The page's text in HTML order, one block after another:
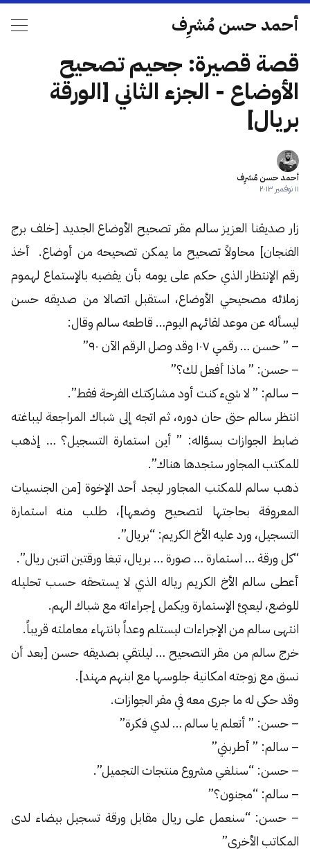
أحمد حسن مُشرِف
قصة قصيرة: جحيم تصحيح
الأوضاع - الجزء الثاني [الورقة
بريال]
أحمد حسن مُشرِف
١١ نوفمبر ٢٠١٣
زار صديقنا العزيز سالم مقر تصحيح الأوضاع الجديد [خلف برج
الفنجان] محاولاً تصحيح ما يمكن تصحيحه من أوضاع. أخذ
رقم الإنتظار الذي حكم على يومه بأن يقضيه بالإستماع لهموم
زملائه مصحيحي الأوضاع، استقبل اتصالا من صديقه حسن
ليسأله عن موعد لقائهم اليوم… قاطعه سالم وقال:
– ” حسن … رقمي ١٠٧ وقد وصل الرقم الآن ٩٠”
– حسن: ” ماذا أفعل لك؟”
– سالم: ” لا شيء كنت أود مشاركتك الفرحة فقط”.
انتظر سالم حتى حان دوره، ثم اتجه إلى شباك المراجعة ليباغته
ضابط الجوازات بسؤاله: ” أين استمارة التسجيل؟ … إذهب
للمكتب المجاور ستجدها هناك”.
ذهب سالم للمكتب المجاور ليجد أحد الإخوة [من الجنسيات
المعروفة بحاجتها لتصحيح وضعها]، طلب منه استمارة
التسجيل، ورد عليه الأخ الكريم: “بريال”.
“كل ورقة … استمارة … صورة … بريال، تبغا ورقتين اتنين ريال”.
أعطى سالم الأخ الكريم رياله الذي لا يستحقه حسب تحليله
للوضع، ليعبئ الإستمارة ويكمل إجراءاته مع شباك الهم.
انتهى سالم من الإجراءات ليستلم وعداً بانتهاء معاملته قريباً.
خرج سالم من مقر التصحيح … ليلتقي بصديقه حسن [بعد أن
نسق مع زوجته امكانية جلوسها مع ابنهم مهند].
وقد حكى له ما جرى معه في مقر الجوازات.
– حسن: ” أتعلم يا سالم … لدي فكرة”
– سالم: ” أطربني”
– حسن: “سنلغي مشروع منتجات التجميل”.
– سالم: “مجنون؟”
– حسن: “سنعمل على ريال مقابل ورقة تسجيل بيضاء لدى
المكاتب الأخرى”